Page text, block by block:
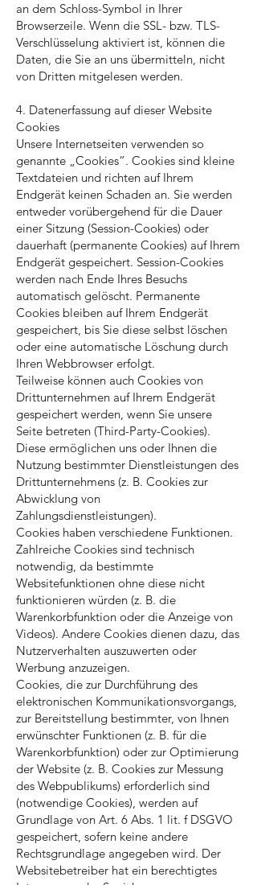
an dem Schloss-Symbol in Ihrer
Browserzeile. Wenn die SSL- bzw. TLS-
Verschlüsselung aktiviert ist, können die
Daten, die Sie an uns übermitteln, nicht
von Dritten mitgelesen werden.
4. Datenerfassung auf dieser Website
Cookies
Unsere Internetseiten verwenden so
genannte „Cookies“. Cookies sind kleine
Textdateien und richten auf Ihrem
Endgerät keinen Schaden an. Sie werden
entweder vorübergehend für die Dauer
einer Sitzung (Session-Cookies) oder
dauerhaft (permanente Cookies) auf Ihrem
Endgerät gespeichert. Session-Cookies
werden nach Ende Ihres Besuchs
automatisch gelöscht. Permanente
Cookies bleiben auf Ihrem Endgerät
gespeichert, bis Sie diese selbst löschen
oder eine automatische Löschung durch
Ihren Webbrowser erfolgt.
Teilweise können auch Cookies von
Drittunternehmen auf Ihrem Endgerät
gespeichert werden, wenn Sie unsere
Seite betreten (Third-Party-Cookies).
Diese ermöglichen uns oder Ihnen die
Nutzung bestimmter Dienstleistungen des
Drittunternehmens (z. B. Cookies zur
Abwicklung von
Zahlungsdienstleistungen).
Cookies haben verschiedene Funktionen.
Zahlreiche Cookies sind technisch
notwendig, da bestimmte
Websitefunktionen ohne diese nicht
funktionieren würden (z. B. die
Warenkorbfunktion oder die Anzeige von
Videos). Andere Cookies dienen dazu, das
Nutzerverhalten auszuwerten oder
Werbung anzuzeigen.
Cookies, die zur Durchführung des
elektronischen Kommunikationsvorgangs,
zur Bereitstellung bestimmter, von Ihnen
erwünschter Funktionen (z. B. für die
Warenkorbfunktion) oder zur Optimierung
der Website (z. B. Cookies zur Messung
des Webpublikums) erforderlich sind
(notwendige Cookies), werden auf
Grundlage von Art. 6 Abs. 1 lit. f DSGVO
gespeichert, sofern keine andere
Rechtsgrundlage angegeben wird. Der
Websitebetreiber hat ein berechtigtes